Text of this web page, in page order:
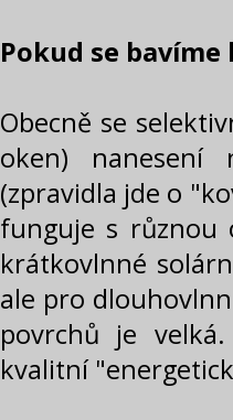
Pokud se
Obecně se
oken) nanesení
(zpravidla jde o
funguje s různou
krátkovlnné
ale pro
povrchů je
kvalitní